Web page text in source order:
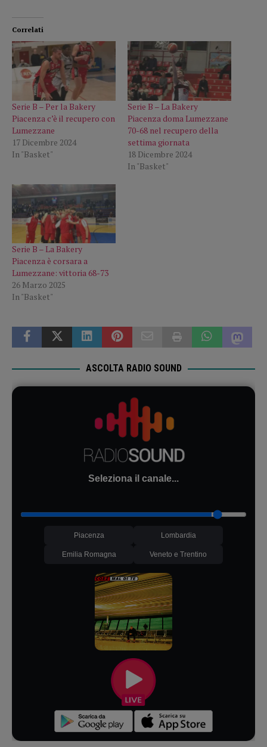
Correlati
Serie B – Per la Bakery
Piacenza c’è il recupero con
Lumezzane
17 Dicembre 2024
In "Basket"
Serie B – La Bakery
Piacenza doma Lumezzane
70-68 nel recupero della
settima giornata
18 Dicembre 2024
In "Basket"
Serie B – La Bakery
Piacenza è corsara a
Lumezzane: vittoria 68-73
26 Marzo 2025
In "Basket"
ASCOLTA RADIO SOUND
Seleziona il canale...
Piacenza Lombardia
Emilia Romagna Veneto e Trentino